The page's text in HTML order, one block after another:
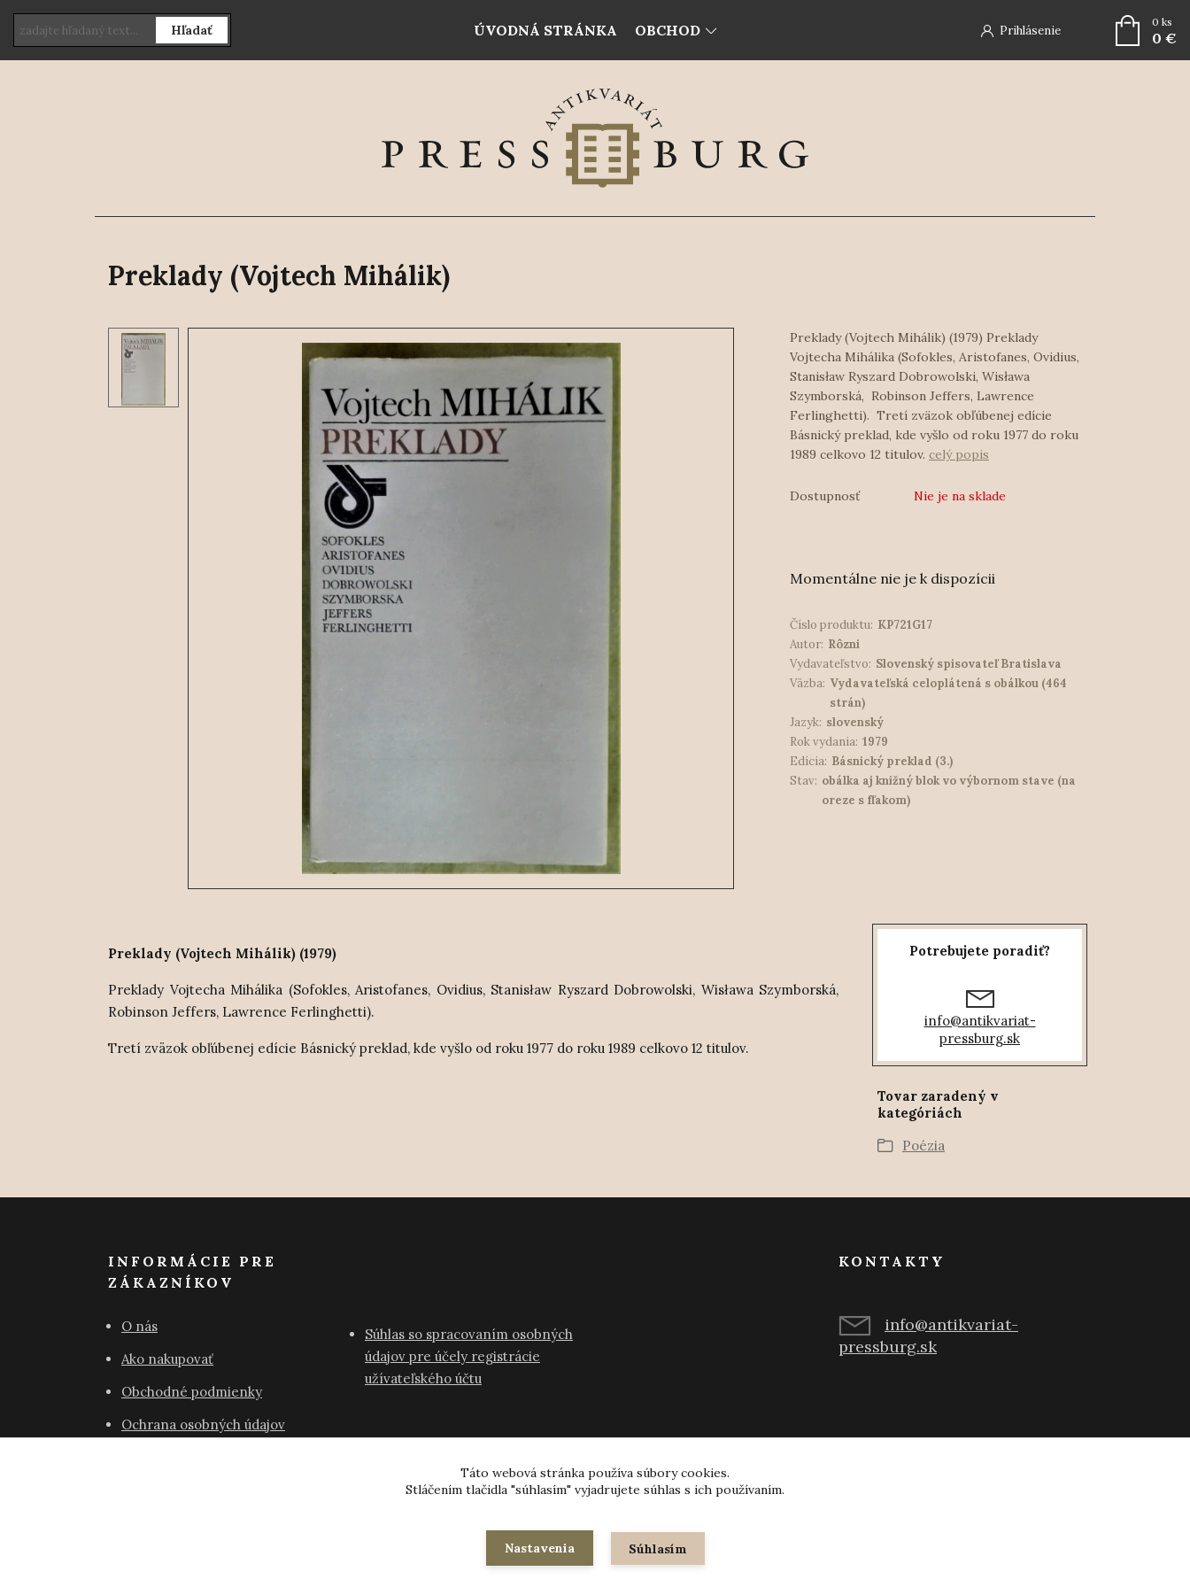
ÚVODNÁ STRÁNKA OBCHOD Prihlásenie
Hľadať
0 ks
0 €
Preklady (Vojtech Mihálik)
Preklady (Vojtech Mihálik) (1979) Preklady
Vojtecha Mihálika (Sofokles, Aristofanes, Ovidius,
Stanisław Ryszard Dobrowolski, Wisława
Szymborská, Robinson Jeffers, Lawrence
Ferlinghetti). Tretí zväzok obľúbenej edície
Básnický preklad, kde vyšlo od roku 1977 do roku
1989 celkovo 12 titulov. celý popis
Dostupnosť Nie je na sklade
Momentálne nie je k dispozícii
Číslo produktu: KP721G17
Autor: Rôzni
Vydavateľstvo: Slovenský spisovateľ Bratislava
Väzba: Vydavateľská celoplátená s obálkou (464
strán)
Jazyk: slovenský
Rok vydania: 1979
Edícia: Básnický preklad (3.)
Stav: obálka aj knižný blok vo výbornom stave (na
oreze s fľakom)
Preklady (Vojtech Mihálik) (1979)
Preklady Vojtecha Mihálika (Sofokles, Aristofanes, Ovidius, Stanisław Ryszard Dobrowolski, Wisława Szymborská,
Robinson Jeffers, Lawrence Ferlinghetti).
Tretí zväzok obľúbenej edície Básnický preklad, kde vyšlo od roku 1977 do roku 1989 celkovo 12 titulov.
Potrebujete poradiť?
info@antikvariat-
pressburg.sk
Tovar zaradený v
kategóriách
Poézia
INFORMÁCIE PRE
ZÁKAZNÍKOV
O nás
Ako nakupovať
Obchodné podmienky
Ochrana osobných údajov
Súhlas so spracovaním osobných
údajov pre účely registrácie
užívateľského účtu
KONTAKTY
info@antikvariat-
pressburg.sk
© 2024-2026 všetky práva vyhradené
Táto webová stránka používa súbory cookies.
Stláčením tlačidla "súhlasím" vyjadrujete súhlas s ich používaním.
Nastavenia Súhlasím